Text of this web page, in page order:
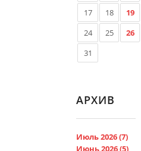
17
18 19
24
25 26
31
АРХИВ
Июль 2026 (7)
Июнь 2026 (5)